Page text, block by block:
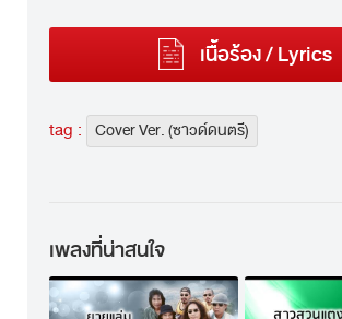
เนื้อร้อง / Lyrics
tag : Cover Ver. (ซาวด์ดนตรี)
เพลงที่น่าสนใจ